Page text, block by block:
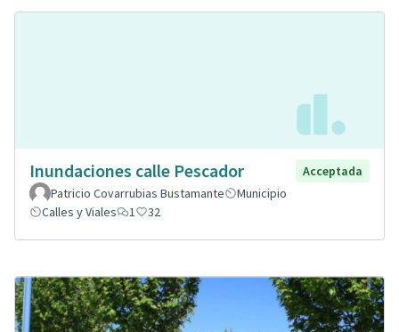
Inundaciones calle Pescador
Acceptada
Patricio Covarrubias Bustamante
Municipio
Calles y Viales
1 32